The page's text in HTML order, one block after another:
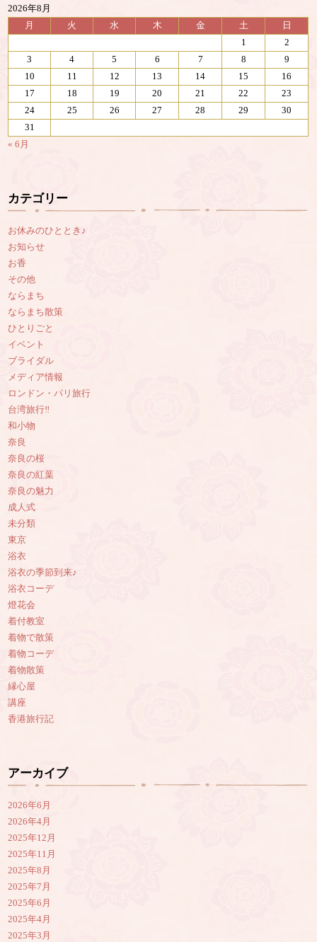
2026年8月
月
火 水 木 金 土
日
1
2
3
4 5 6 7 8
9
10
11 12 13 14 15
16
17
18 19 20 21 22
23
24
25 26 27 28 29
30
31
« 6月
カテゴリー
お休みのひととき♪
お知らせ
お香
その他
ならまち
ならまち散策
ひとりごと
イベント
ブライダル
メディア情報
ロンドン・パリ旅行
台湾旅行‼︎
和小物
奈良
奈良の桜
奈良の紅葉
奈良の魅力
成人式
未分類
東京
浴衣
浴衣の季節到来♪
浴衣コーデ
燈花会
着付教室
着物で散策
着物コーデ
着物散策
縁心屋
講座
香港旅行記
アーカイブ
2026年6月
2026年4月
2025年12月
2025年11月
2025年8月
2025年7月
2025年6月
2025年4月
2025年3月